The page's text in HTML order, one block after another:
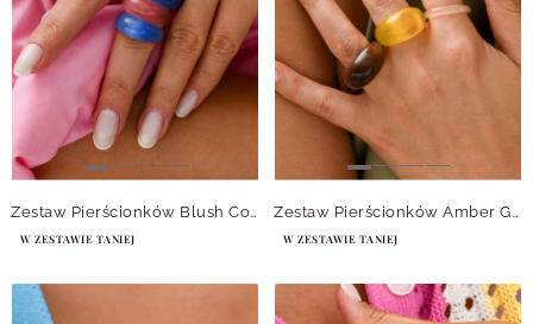
Zestaw Pierścionków Blush Cobalt
W ZESTAWIE TANIEJ
Zestaw Pierścionków Amber Grove
W ZESTAWIE TANIEJ